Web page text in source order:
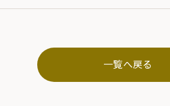
一覧へ戻る